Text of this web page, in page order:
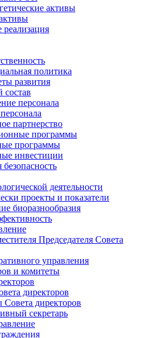
активы
политика
развития
персонала
партнерство
программы
программы
инвестиции
деятельности
проекты и показатели
биоразнообразия
Председателя Совета
управления
и комитеты
директоров
директоров
секретарь